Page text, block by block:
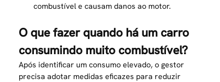
combustível e causam danos ao motor.
O que fazer quando há um carro
consumindo muito combustível?
Após identificar um consumo elevado, o gestor
precisa adotar medidas eficazes para reduzir